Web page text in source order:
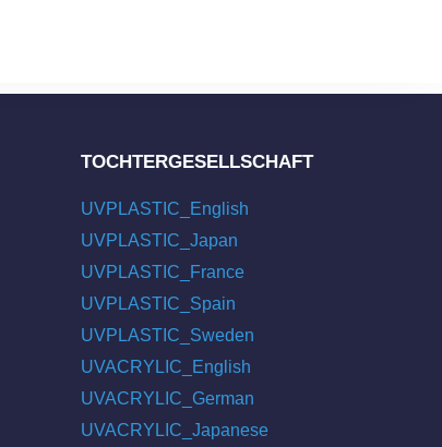
TOCHTERGESELLSCHAFT
UVPLASTIC_English
UVPLASTIC_Japan
UVPLASTIC_France
UVPLASTIC_Spain
UVPLASTIC_Sweden
UVACRYLIC_English
UVACRYLIC_German
UVACRYLIC_Japanese